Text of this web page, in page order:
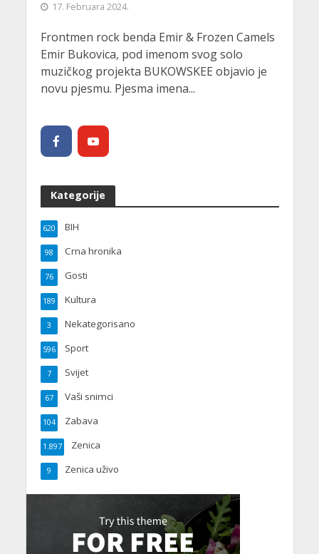
17. Februara 2024.
Frontmen rock benda Emir & Frozen Camels
Emir Bukovica, pod imenom svog solo
muzičkog projekta BUKOWSKEE objavio je
novu pjesmu. Pjesma imena...
Kategorije
BIH
620
Crna hronika
98
Gosti
76
Kultura
189
Nekategorisano
3
Sport
596
Svijet
7
Vaši snimci
67
Zabava
104
Zenica
1.897
Zenica uživo
9